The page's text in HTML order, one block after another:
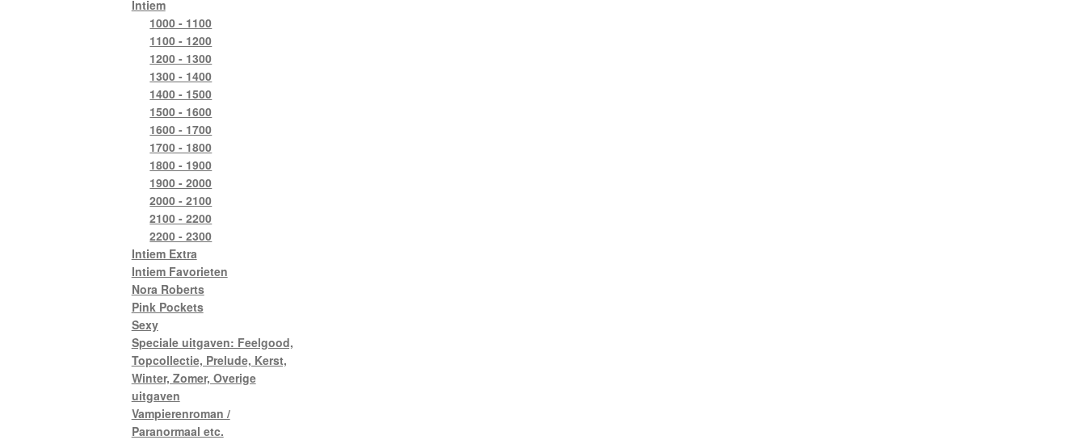
Intiem
1000 - 1100
1100 - 1200
1200 - 1300
1300 - 1400
1400 - 1500
1500 - 1600
1600 - 1700
1700 - 1800
1800 - 1900
1900 - 2000
2000 - 2100
2100 - 2200
2200 - 2300
Intiem Extra
Intiem Favorieten
Nora Roberts
Pink Pockets
Sexy
Speciale uitgaven: Feelgood,
Topcollectie, Prelude, Kerst,
Winter, Zomer, Overige
uitgaven
Vampierenroman /
Paranormaal etc.